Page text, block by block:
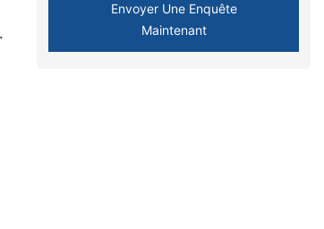
Envoyer Une Enquête
Maintenant